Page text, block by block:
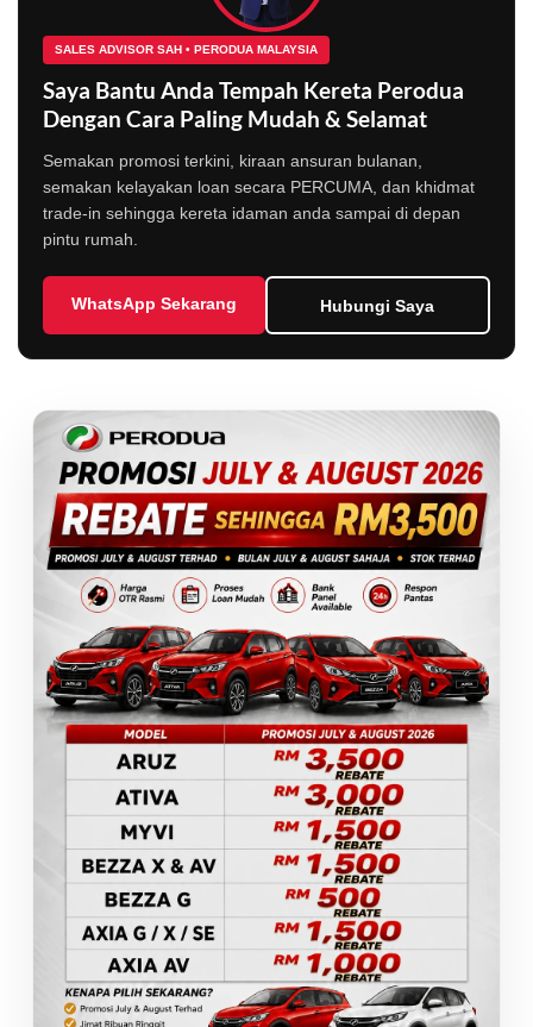
SALES ADVISOR SAH • PERODUA MALAYSIA
Saya Bantu Anda Tempah Kereta Perodua
Dengan Cara Paling Mudah & Selamat
Semakan promosi terkini, kiraan ansuran bulanan,
semakan kelayakan loan secara PERCUMA, dan khidmat
trade-in sehingga kereta idaman anda sampai di depan
pintu rumah.
WhatsApp Sekarang Hubungi Saya